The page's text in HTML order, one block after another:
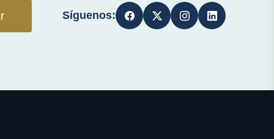
Síguenos: